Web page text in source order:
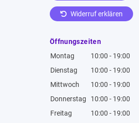
Widerruf erklären
Öffnungszeiten
Montag
10:00 - 19:00
Dienstag
10:00 - 19:00
Mittwoch
10:00 - 19:00
Donnerstag
10:00 - 19:00
Freitag
10:00 - 19:00